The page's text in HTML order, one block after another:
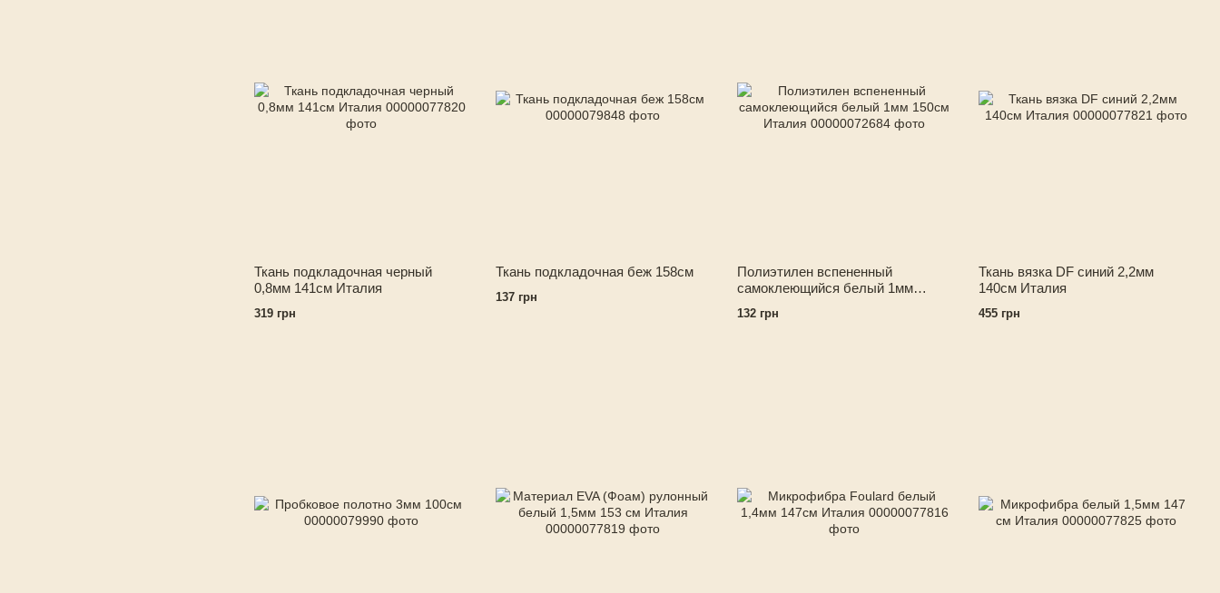
Ткань подкладочная черный
0,8мм 141см Италия
319 грн
Ткань подкладочная беж 158см
137 грн
Полиэтилен вспененный
самоклеющийся белый 1мм
132 грн
Ткань вязка DF синий 2,2мм
140см Италия
455 грн